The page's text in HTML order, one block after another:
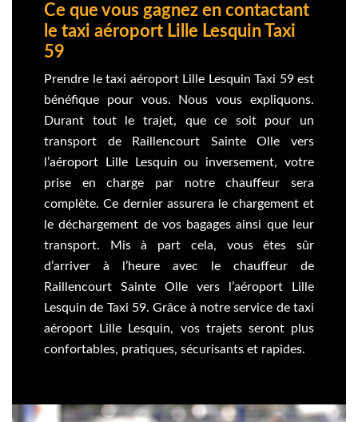
Ce que vous gagnez en contactant
le taxi aéroport Lille Lesquin Taxi
59
Prendre le taxi aéroport Lille Lesquin Taxi 59 est
bénéfique pour vous. Nous vous expliquons.
Durant tout le trajet, que ce soit pour un
transport de Raillencourt Sainte Olle vers
l’aéroport Lille Lesquin ou inversement, votre
prise en charge par notre chauffeur sera
complète. Ce dernier assurera le chargement et
le déchargement de vos bagages ainsi que leur
transport. Mis à part cela, vous êtes sûr
d’arriver à l’heure avec le chauffeur de
Raillencourt Sainte Olle vers l’aéroport Lille
Lesquin de Taxi 59. Grâce à notre service de taxi
aéroport Lille Lesquin, vos trajets seront plus
confortables, pratiques, sécurisants et rapides.